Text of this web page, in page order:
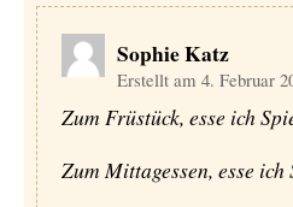
Sophie Katz
Erstellt am 4. Februar
Zum Früstück, esse ich
Zum Mittagessen, esse